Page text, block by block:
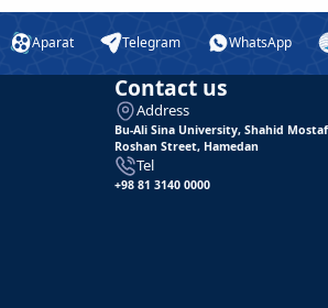
Aparat Telegram WhatsApp
Contact us
Address
Bu-Ali Sina University, Shahid
Roshan Street, Hamedan
Tel
+98 81 3140 0000